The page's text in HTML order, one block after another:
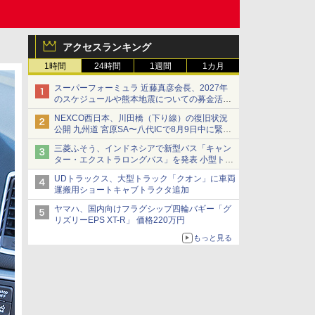
アクセスランキング
1時間 24時間 1週間 1カ月
スーパーフォーミュラ 近藤真彦会長、2027年
のスケジュールや熊本地震についての募金活動
を紹介
NEXCO西日本、川田橋（下り線）の復旧状況
公開 九州道 宮原SA〜八代ICで8月9日中に緊急
車両を通行可能に
三菱ふそう、インドネシアで新型バス「キャン
ター・エクストラロングバス」を発表 小型トラ
ックベースの観光・旅客輸送向けバス
UDトラックス、大型トラック「クオン」に車両
運搬用ショートキャブトラクタ追加
ヤマハ、国内向けフラグシップ四輪バギー「グ
リズリーEPS XT-R」 価格220万円
もっと見る